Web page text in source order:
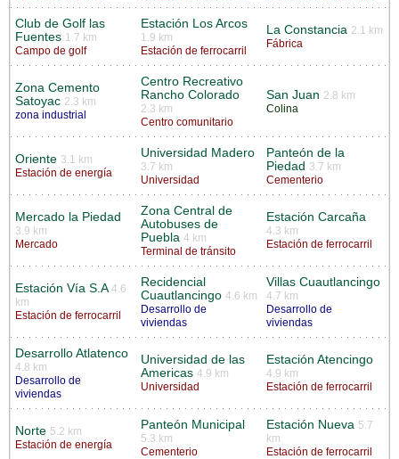
Club de Golf las
Fuentes 1.7 km
Campo de golf
Estación Los Arcos
1.9 km
Estación de ferrocarril
La Constancia 2.1 km
Fábrica
Zona Cemento
Satoyac 2.3 km
zona industrial
Centro Recreativo
Rancho Colorado
2.3 km
Centro comunitario
San Juan 2.8 km
Colina
Oriente 3.1 km
Estación de energía
Universidad Madero
3.7 km
Universidad
Panteón de la
Piedad 3.7 km
Cementerio
Mercado la Piedad
3.9 km
Mercado
Zona Central de
Autobuses de
Puebla 4 km
Terminal de tránsito
Estación Carcaña
4.3 km
Estación de ferrocarril
Estación Vía S.A 4.6
km
Estación de ferrocarril
Recidencial
Cuautlancingo 4.6 km
Desarrollo de
viviendas
Villas Cuautlancingo
4.7 km
Desarrollo de
viviendas
Desarrollo Atlatenco
4.8 km
Desarrollo de
viviendas
Universidad de las
Americas 4.9 km
Universidad
Estación Atencingo
4.9 km
Estación de ferrocarril
Norte 5.2 km
Estación de energía
Panteón Municipal
5.3 km
Cementerio
Estación Nueva 5.7
km
Estación de ferrocarril